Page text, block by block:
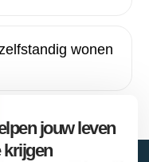
wonen
jouw leven
krijgen